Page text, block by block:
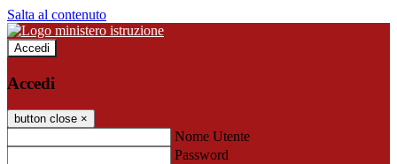
Salta al contenuto
Accedi
Accedi
button close ×
Nome Utente
Password